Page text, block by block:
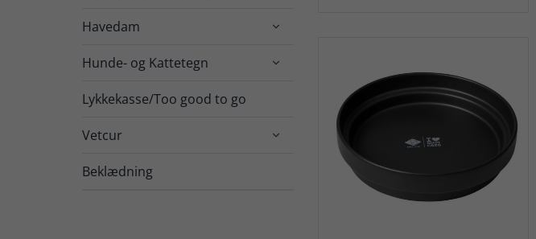
Havedam 
Hunde- og Kattetegn 
Lykkekasse/Too good to go
Vetcur 
Beklædning